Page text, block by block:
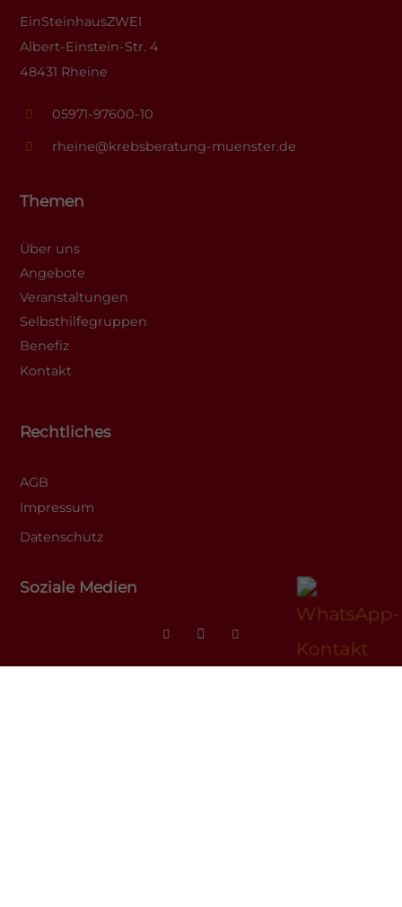
EinSteinhausZWEI
Albert-Einstein-Str. 4
48431 Rheine
05971-97600-10
rheine@krebsberatung-muenster.de
Themen
Über uns
Angebote
Veranstaltungen
Selbsthilfegruppen
Benefiz
Kontakt
Rechtliches
AGB
Impressum
Datenschutz
Soziale Medien